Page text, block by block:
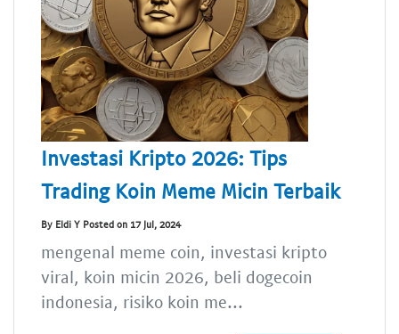
Investasi Kripto 2026: Tips
Trading Koin Meme Micin Terbaik
By Eldi Y Posted on 17 Jul, 2024
mengenal meme coin, investasi kripto
viral, koin micin 2026, beli dogecoin
indonesia, risiko koin me...